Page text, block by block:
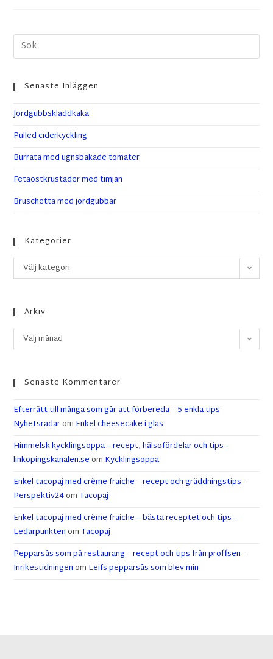
Senaste Inläggen
Jordgubbskladdkaka
Pulled ciderkyckling
Burrata med ugnsbakade tomater
Fetaostkrustader med timjan
Bruschetta med jordgubbar
Kategorier
Välj kategori
Arkiv
Välj månad
Senaste Kommentarer
Efterrätt till många som går att förbereda – 5 enkla tips -
Nyhetsradarom Enkel cheesecake i glas
Himmelsk kycklingsoppa – recept, hälsofördelar och tips -
linkopingskanalen.seom Kycklingsoppa
Enkel tacopaj med crème fraiche – recept och gräddningstips -
Perspektiv24omTacopaj
Enkel tacopaj med crème fraiche – bästa receptet och tips -
LedarpunktenomTacopaj
Pepparsås som på restaurang – recept och tips från proffsen -
Inrikestidningenom Leifs pepparsås som blev min